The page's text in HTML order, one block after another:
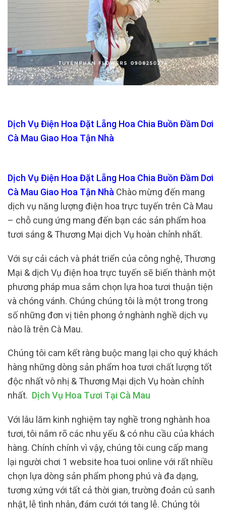
Dịch Vụ Điện Hoa Đặt Lẵng Hoa Chia Buồn Đầm Dơi
Cà Mau Giao Hoa Tận Nhà
Dịch Vụ Điện Hoa Đặt Lẵng Hoa Chia Buồn Đầm Dơi
Cà Mau Giao Hoa Tận Nhà Chào mừng đến mang
dịch vụ năng lượng điện hoa trực tuyến trên Cà Mau
– chỗ cung ứng mang đến bạn các sản phẩm hoa
tươi sáng & Thương Mại dịch Vụ hoàn chỉnh nhất.
Với sự cải cách và phát triển của công nghệ, Thương
Mại & dịch Vụ điện hoa trực tuyến sẽ biến thành một
phương pháp mua sắm chọn lựa hoa tươi thuận tiện
và chóng vánh. Chúng chúng tôi là một trong trong
số những đơn vị tiên phong ở nghành nghề dịch vụ
nào là trên Cà Mau.
Chúng tôi cam kết ràng buộc mang lại cho quý khách
hàng những dòng sản phẩm hoa tươi chất lượng tốt
độc nhất vô nhị & Thương Mại dịch Vụ hoàn chỉnh
nhất. Dịch Vụ Hoa Tươi Tại Cà Mau
Với lâu lăm kinh nghiệm tay nghề trong nghành hoa
tươi, tôi nắm rõ các nhu yếu & có nhu cầu của khách
hàng. Chính chính vì vậy, chúng tôi cung cấp mang
lại người chơi 1 website hoa tuoi online với rất nhiều
chọn lựa dòng sản phẩm phong phú và đa dạng,
tương xứng với tất cả thời gian, trường đoản cú sanh
nhật, lễ tình nhân, đám cưới tới tang lễ. Chúng tôi